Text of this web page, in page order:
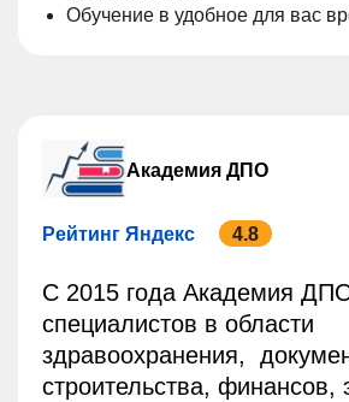
Обучение в удобное для вас
Академия ДПО
Рейтинг Яндекс 4.8
С 2015 года Академия ДПО
специалистов в области
здравоохранения,
строительства, финансов,